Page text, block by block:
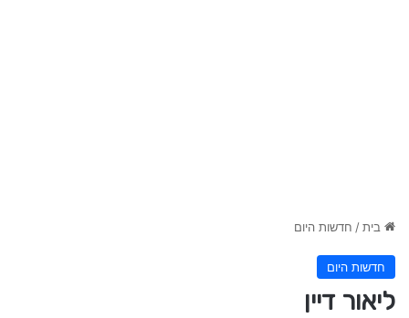
בית/ חדשות היום
חדשות היום
ליאור דיין